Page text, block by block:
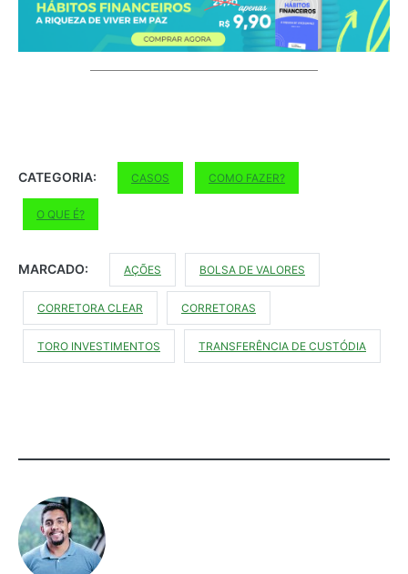
CATEGORIA: CASOS COMO FAZER?
O QUE É?
MARCADO: AÇÕES BOLSA DE VALORES
CORRETORA CLEAR CORRETORAS
TORO INVESTIMENTOS TRANSFERÊNCIA DE CUSTÓDIA